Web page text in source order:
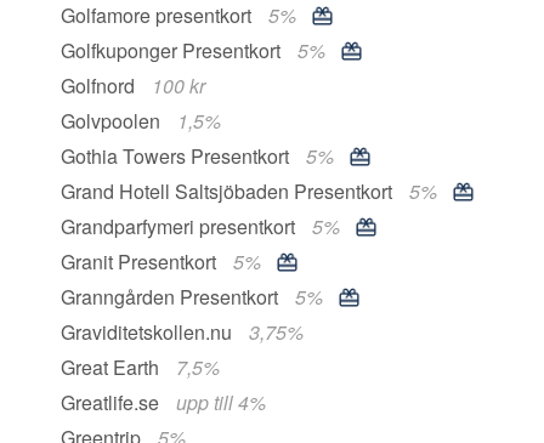
Golfamore presentkort
5%
Golfkuponger Presentkort
5%
Golfnord
100 kr
Golvpoolen
1,5%
Gothia Towers Presentkort
5%
Grand Hotell Saltsjöbaden Presentkort
5%
Grandparfymeri presentkort
5%
Granit Presentkort
5%
Granngården Presentkort
5%
Graviditetskollen.nu
3,75%
Great Earth
7,5%
Greatlife.se
upp till 4%